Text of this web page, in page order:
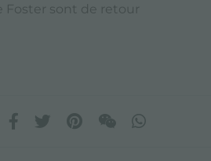
Foster sont de retour